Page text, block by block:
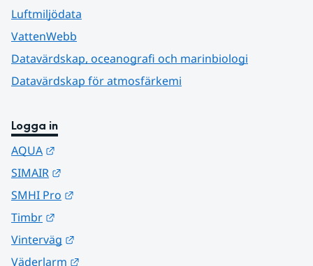
Luftmiljödata
VattenWebb
Datavärdskap, oceanografi och marinbiologi
Datavärdskap för atmosfärkemi
Logga in
AQUA
SIMAIR
SMHI Pro
Timbr
Vinterväg
Väderlarm